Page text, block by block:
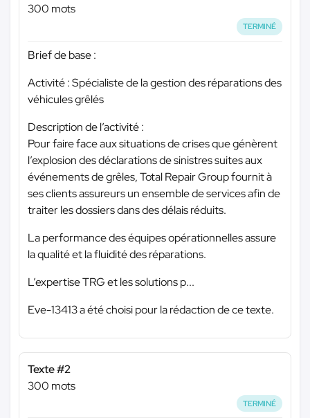
300 mots
TERMINÉ
Brief de base :
Activité : Spécialiste de la gestion des réparations des
véhicules grêlés
Description de l’activité :
Pour faire face aux situations de crises que génèrent
l’explosion des déclarations de sinistres suites aux
événements de grêles, Total Repair Group fournit à
ses clients assureurs un ensemble de services afin de
traiter les dossiers dans des délais réduits.
La performance des équipes opérationnelles assure
la qualité et la fluidité des réparations.
L’expertise TRG et les solutions p...
Eve-13413 a été choisi pour la rédaction de ce texte.
Texte #2
300 mots
TERMINÉ